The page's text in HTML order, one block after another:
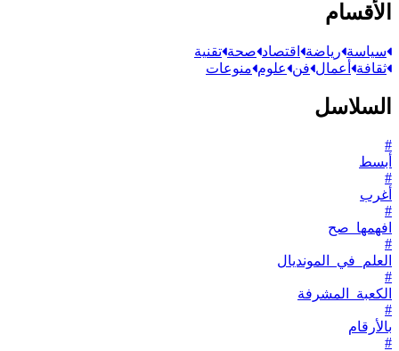
الأقسام
سياسة رياضة اقتصاد صحة تقنية
ثقافة أعمال فن علوم منوعات
السلاسل
#
أبسط
#
أغرب
#
افهمها_صح
#
العلم_في_المونديال
#
الكعبة_المشرفة
#
بالأرقام
#